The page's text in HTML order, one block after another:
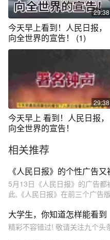
29:38
今天早上看到！人民日报，
向全世界的宣告！ (1)
29:38
今天早上 看到！人民日报，
向全世界的宣告！
相关推荐
《人民日报》的个性广告又
5月13日《人民日报》的广告
此,《人民日报》在前三个广告
大学生，你知道怎样能看到
精彩不容错过! 敬请关注九个头